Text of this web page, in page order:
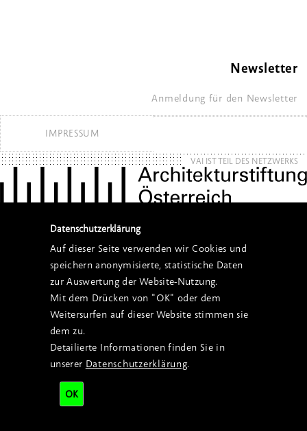
Newsletter
Anmeldung für den Newsletter
IMPRESSUM
VAI IST TEIL DES NETZWERKS
Datenschutzerklärung
Auf dieser Seite verwenden wir Cookies und
speichern anonymisierte, statistische Daten
zur Auswertung der Website-Nutzung.
Mit dem Drücken von "OK" oder dem
Weitersurfen auf dieser Website stimmen sie
dem zu.
Detailierte Informationen finden Sie in
unserer Datenschutzerklärung.
OK